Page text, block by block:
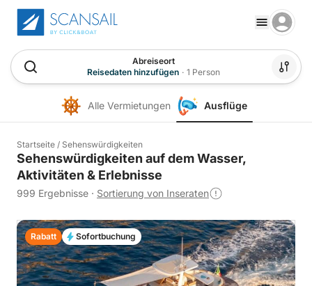
Abreiseort
Reisedaten hinzufügen · 1 Person
Alle Vermietungen Ausflüge
Startseite / Sehenswürdigkeiten
Sehenswürdigkeiten auf dem Wasser,
Aktivitäten & Erlebnisse
999 Ergebnisse · Sortierung von Inseraten
Rabatt Sofortbuchung